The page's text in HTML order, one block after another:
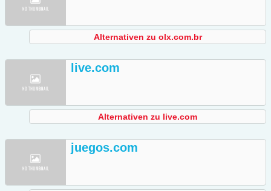
Alternativen zu olx.com.br
live.com
Alternativen zu live.com
juegos.com